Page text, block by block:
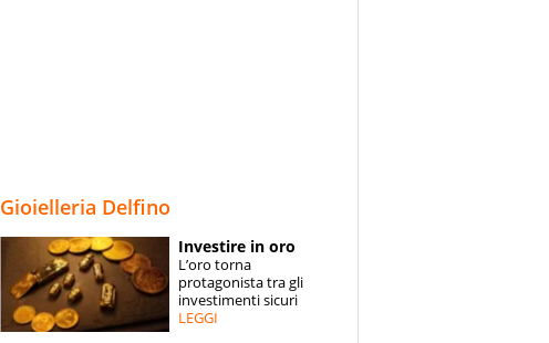
ESPERTI
CONTATTI
Gioielleria Delfino
Investire in oro
L’oro torna
protagonista tra gli
investimenti sicuri
LEGGI